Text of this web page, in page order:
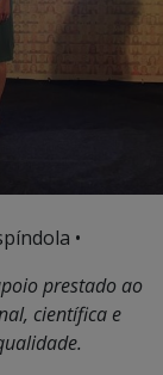
•
prestado ao
científica e